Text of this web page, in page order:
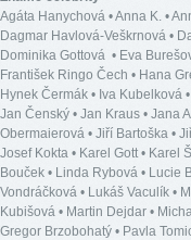
Agáta Hanychová •Anna K. •
Dagmar Havlová-Veškrnová •
Dominika Gottová • Eva
František Ringo Čech • Hana
Hynek Čermák • Iva Kubelková •
Jan Čenský • Jan Kraus • Jana
Obermaierová • Jiří Bartoška •
Josef Kokta • Karel Gott• Karel
Bouček • Linda Rybová • Lucie
Vondráčková • Lukáš Vaculík •
Kubišová • Martin Dejdar •
Gregor Brzobohatý • Pavla